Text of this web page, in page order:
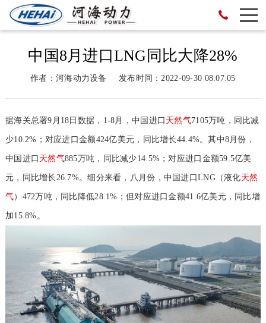
中国8月进口LNG同比大降28%
作者：河海动力设备 发布时间：2022-09-30 08:07:05
据海关总署9月18日数据，1-8月，中国进口 天然气7105万吨，同比减
少10.2%；对应进口金额424亿美元，同比增长44.4%。其中8月份，
中国进口 天然气885万吨，同比减少14.5%；对应进口金额59.5亿美
元，同比增长26.7%。细分来看，八月份，中国进口LNG（液化天然
气）472万吨，同比降低28.1%；但对应进口金额41.6亿美元，同比增
加15.8%。